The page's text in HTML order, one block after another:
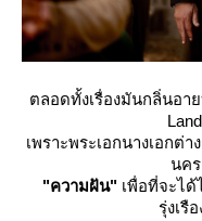
ตลอดทั้งเรื่องมันกลิ่นอา
เพราะพระเอกนางเอก
นค
"ความฝัน" เพื่อที่จะไ
รุ่งเรื